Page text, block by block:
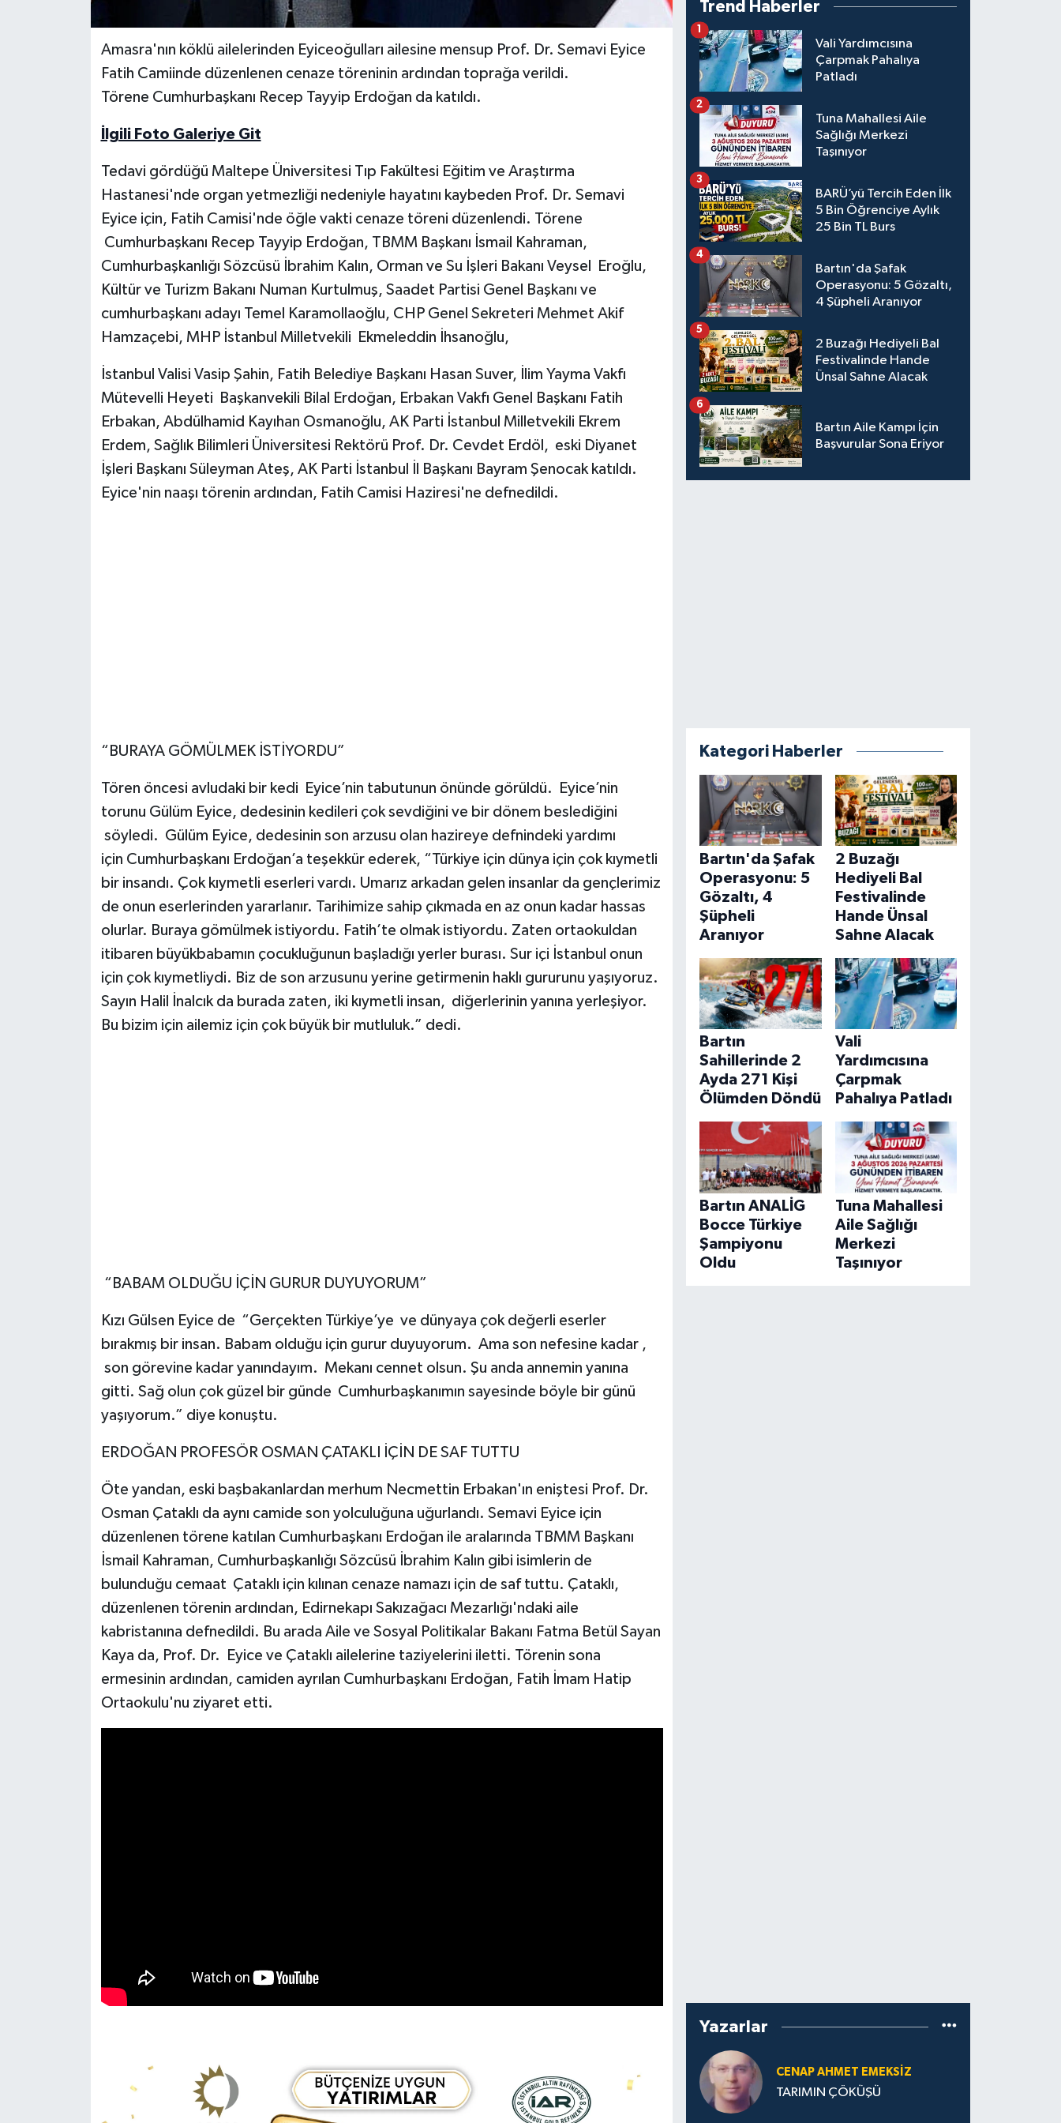
Amasra'nın köklü ailelerinden Eyiceoğulları ailesine mensup Prof. Dr. Semavi Eyice
Fatih Camiinde düzenlenen cenaze töreninin ardından toprağa verildi.
Törene Cumhurbaşkanı Recep Tayyip Erdoğan da katıldı.
İlgili Foto Galeriye Git
Tedavi gördüğü Maltepe Üniversitesi Tıp Fakültesi Eğitim ve Araştırma
Hastanesi'nde organ yetmezliği nedeniyle hayatını kaybeden Prof. Dr. Semavi
Eyice için, Fatih Camisi'nde öğle vakti cenaze töreni düzenlendi. Törene
Cumhurbaşkanı Recep Tayyip Erdoğan, TBMM Başkanı İsmail Kahraman,
Cumhurbaşkanlığı Sözcüsü İbrahim Kalın, Orman ve Su İşleri Bakanı Veysel Eroğlu,
Kültür ve Turizm Bakanı Numan Kurtulmuş, Saadet Partisi Genel Başkanı ve
cumhurbaşkanı adayı Temel Karamollaoğlu, CHP Genel Sekreteri Mehmet Akif
Hamzaçebi, MHP İstanbul Milletvekili Ekmeleddin İhsanoğlu,
İstanbul Valisi Vasip Şahin, Fatih Belediye Başkanı Hasan Suver, İlim Yayma Vakfı
Mütevelli Heyeti Başkanvekili Bilal Erdoğan, Erbakan Vakfı Genel Başkanı Fatih
Erbakan, Abdülhamid Kayıhan Osmanoğlu, AK Parti İstanbul Milletvekili Ekrem
Erdem, Sağlık Bilimleri Üniversitesi Rektörü Prof. Dr. Cevdet Erdöl, eski Diyanet
İşleri Başkanı Süleyman Ateş, AK Parti İstanbul İl Başkanı Bayram Şenocak katıldı.
Eyice'nin naaşı törenin ardından, Fatih Camisi Haziresi'ne defnedildi.
“BURAYA GÖMÜLMEK İSTİYORDU”
Tören öncesi avludaki bir kedi Eyice’nin tabutunun önünde görüldü. Eyice’nin
torunu Gülüm Eyice, dedesinin kedileri çok sevdiğini ve bir dönem beslediğini
söyledi. Gülüm Eyice, dedesinin son arzusu olan hazireye defnindeki yardımı
için Cumhurbaşkanı Erdoğan’a teşekkür ederek, “Türkiye için dünya için çok kıymetli
bir insandı. Çok kıymetli eserleri vardı. Umarız arkadan gelen insanlar da gençlerimiz
de onun eserlerinden yararlanır. Tarihimize sahip çıkmada en az onun kadar hassas
olurlar. Buraya gömülmek istiyordu. Fatih’te olmak istiyordu. Zaten ortaokuldan
itibaren büyükbabamın çocukluğunun başladığı yerler burası. Sur içi İstanbul onun
için çok kıymetliydi. Biz de son arzusunu yerine getirmenin haklı gururunu yaşıyoruz.
Sayın Halil İnalcık da burada zaten, iki kıymetli insan, diğerlerinin yanına yerleşiyor.
Bu bizim için ailemiz için çok büyük bir mutluluk.” dedi.
“BABAM OLDUĞU İÇİN GURUR DUYUYORUM”
Kızı Gülsen Eyice de “Gerçekten Türkiye’ye ve dünyaya çok değerli eserler
bırakmış bir insan. Babam olduğu için gurur duyuyorum. Ama son nefesine kadar ,
son görevine kadar yanındayım. Mekanı cennet olsun. Şu anda annemin yanına
gitti. Sağ olun çok güzel bir günde Cumhurbaşkanımın sayesinde böyle bir günü
yaşıyorum.” diye konuştu.
ERDOĞAN PROFESÖR OSMAN ÇATAKLI İÇİN DE SAF TUTTU
Öte yandan, eski başbakanlardan merhum Necmettin Erbakan'ın eniştesi Prof. Dr.
Osman Çataklı da aynı camide son yolculuğuna uğurlandı. Semavi Eyice için
düzenlenen törene katılan Cumhurbaşkanı Erdoğan ile aralarında TBMM Başkanı
İsmail Kahraman, Cumhurbaşkanlığı Sözcüsü İbrahim Kalın gibi isimlerin de
bulunduğu cemaat Çataklı için kılınan cenaze namazı için de saf tuttu. Çataklı,
düzenlenen törenin ardından, Edirnekapı Sakızağacı Mezarlığı'ndaki aile
kabristanına defnedildi. Bu arada Aile ve Sosyal Politikalar Bakanı Fatma Betül Sayan
Kaya da, Prof. Dr. Eyice ve Çataklı ailelerine taziyelerini iletti. Törenin sona
ermesinin ardından, camiden ayrılan Cumhurbaşkanı Erdoğan, Fatih İmam Hatip
Ortaokulu'nu ziyaret etti.
Trend Haberler
Vali Yardımcısına
Çarpmak Pahalıya
Patladı
1
Tuna Mahallesi Aile
Sağlığı Merkezi
Taşınıyor
2
BARÜ’yü Tercih Eden İlk
5 Bin Öğrenciye Aylık
25 Bin TL Burs
3
Bartın'da Şafak
Operasyonu: 5 Gözaltı,
4 Şüpheli Aranıyor
4
2 Buzağı Hediyeli Bal
Festivalinde Hande
Ünsal Sahne Alacak
5
Bartın Aile Kampı İçin
Başvurular Sona Eriyor
6
Kategori Haberler
Bartın'da Şafak
Operasyonu: 5
Gözaltı, 4
Şüpheli
Aranıyor
2 Buzağı
Hediyeli Bal
Festivalinde
Hande Ünsal
Sahne Alacak
Bartın
Sahillerinde 2
Ayda 271 Kişi
Ölümden Döndü
Vali
Yardımcısına
Çarpmak
Pahalıya Patladı
Bartın ANALİG
Bocce Türkiye
Şampiyonu
Oldu
Tuna Mahallesi
Aile Sağlığı
Merkezi
Taşınıyor
Yazarlar
CENAP AHMET EMEKSİZ
TARIMIN ÇÖKÜŞÜ